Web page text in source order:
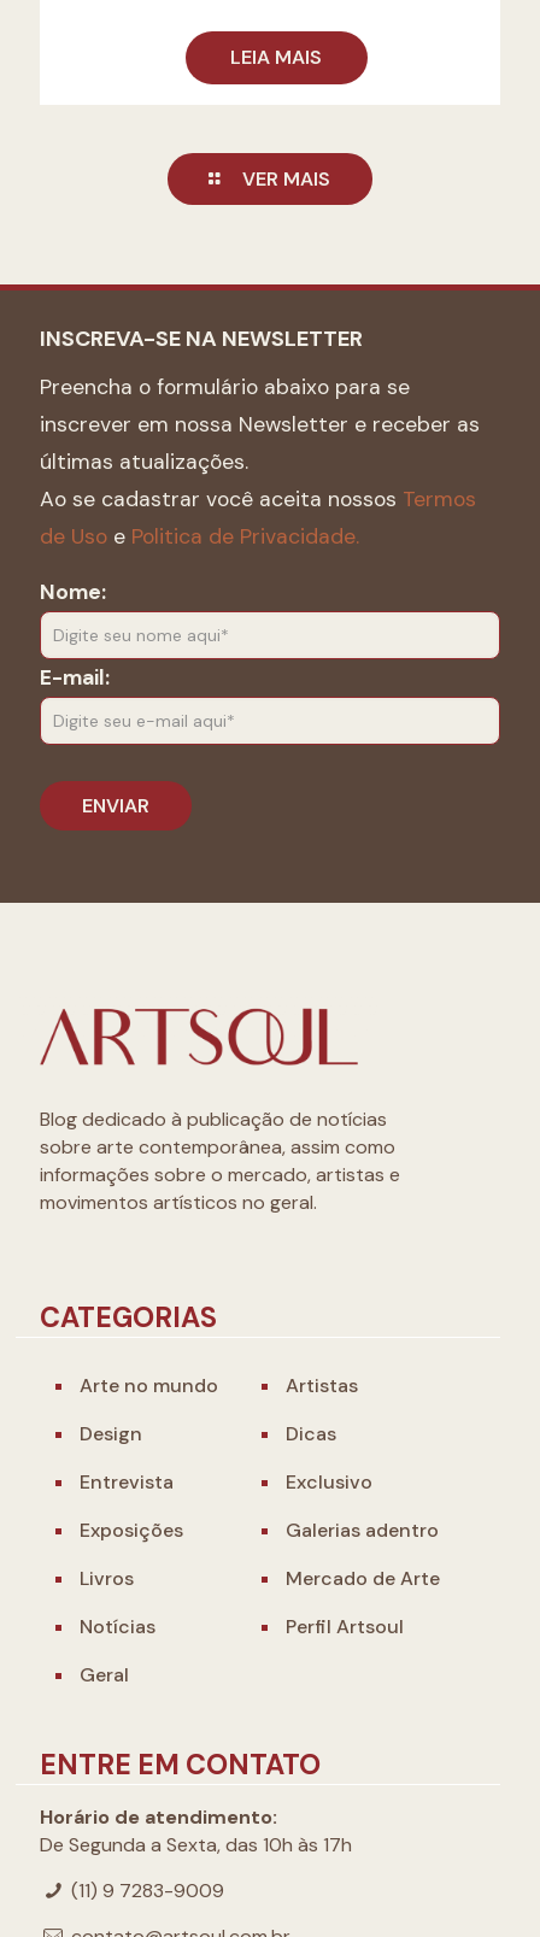
LEIA MAIS
VER MAIS
INSCREVA-SE NA NEWSLETTER
Preencha o formulário abaixo para se
inscrever em nossa Newsletter e receber as
últimas atualizações.
Ao se cadastrar você aceita nossos Termos
de Uso e Politica de Privacidade.
Nome:
E-mail:
Blog dedicado à publicação de notícias
sobre arte contemporânea, assim como
informações sobre o mercado, artistas e
movimentos artísticos no geral.
CATEGORIAS
Arte no mundo
Artistas
Design
Dicas
Entrevista
Exclusivo
Exposições
Galerias adentro
Livros
Mercado de Arte
Notícias
Perfil Artsoul
Geral
ENTRE EM CONTATO
Horário de atendimento:
De Segunda a Sexta, das 10h às 17h
(11) 9 7283-9009